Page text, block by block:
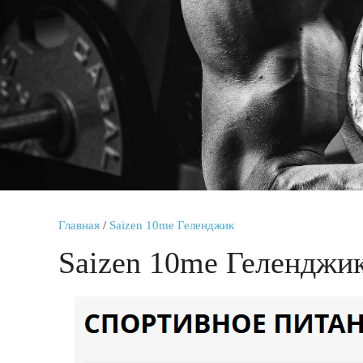
Главная / Saizen 10me Геленджик
Saizen 10me